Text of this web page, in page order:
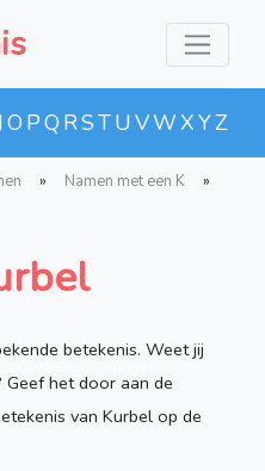
O PQ RSTUVWXYZ
» Namen met een K
»
betekenis. Weet jij
het door aan de
van Kurbel op de